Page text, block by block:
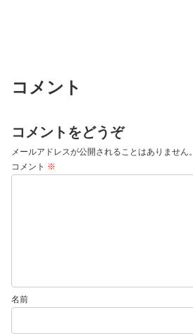
コメント
コメントをどうぞ
メールアドレスが公開されることはありません。
コメント ※
名前